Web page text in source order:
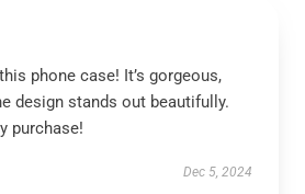
phone case! It’s gorgeous,
design stands out beautifully.
purchase!
Dec 5, 2024